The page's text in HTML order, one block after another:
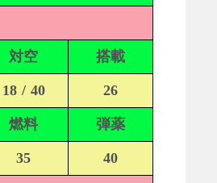
対空 搭載
18 / 40 26
燃料 弾薬
35 40